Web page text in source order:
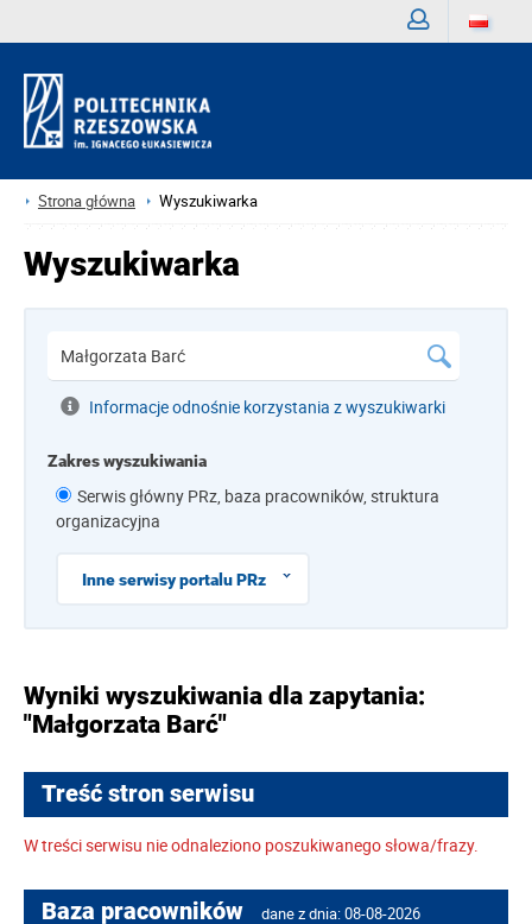
Strona główna Wyszukiwarka
Wyszukiwarka
Informacje odnośnie korzystania z wyszukiwarki
Zakres wyszukiwania
Serwis główny PRz, baza pracowników, struktura
organizacyjna
Inne serwisy portalu PRz
Wyniki wyszukiwania dla zapytania:
"Małgorzata Barć"
Treść stron serwisu
W treści serwisu nie odnaleziono poszukiwanego słowa/frazy.
Baza pracowników dane z dnia: 08-08-2026